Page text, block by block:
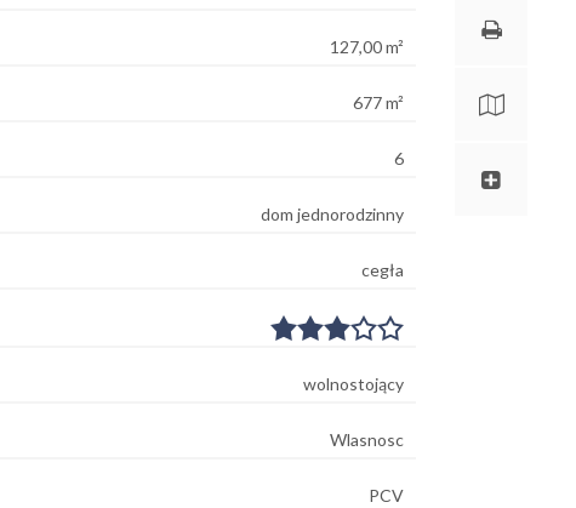
127,00 m²
677 m²
6
dom jednorodzinny
cegła
wolnostojący
Wlasnosc
PCV